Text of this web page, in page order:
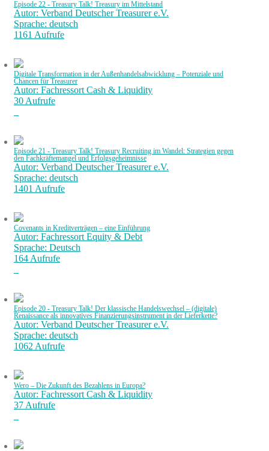
Episode 22 - Treasury Talk! Treasury im Mittelstand
Autor: Verband Deutscher Treasurer e.V.
Sprache: deutsch
1161 Aufrufe
Digitale Transformation in der Außenhandelsabwicklung – Potenziale und
Chancen für Treasurer
Autor: Fachressort Cash & Liquidity
30 Aufrufe
Episode 21 - Treasury Talk! Treasury Recruiting im Wandel: Strategien gegen
den Fachkräftemangel und Erfolgsgeheimnisse
Autor: Verband Deutscher Treasurer e.V.
Sprache: deutsch
1401 Aufrufe
Covenants in Kreditverträgen – eine Einführung
Autor: Fachressort Equity & Debt
Sprache: Deutsch
164 Aufrufe
Episode 20 - Treasury Talk! Der klassische Handelswechsel – (digitale)
Renaissance als innovatives Finanzierungsinstrument in der Lieferkette?
Autor: Verband Deutscher Treasurer e.V.
Sprache: deutsch
1062 Aufrufe
Wero – Die Zukunft des Bezahlens in Europa?
Autor: Fachressort Cash & Liquidity
37 Aufrufe